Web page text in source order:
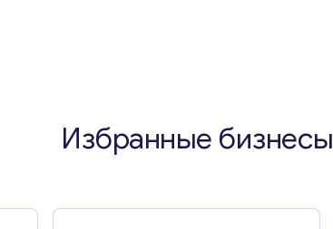
Избранные бизнесы